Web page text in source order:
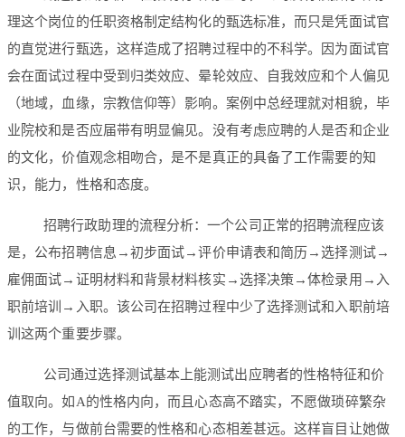
理这个岗位的任职资格制定结构化的甄选标准，而只是凭面试官
的直觉进行甄选，这样造成了招聘过程中的不科学。因为面试官
会在面试过程中受到归类效应、晕轮效应、自我效应和个人偏见
（地域，血缘，宗教信仰等）影响。案例中总经理就对相貌，毕
业院校和是否应届带有明显偏见。没有考虑应聘的人是否和企业
的文化，价值观念相吻合，是不是真正的具备了工作需要的知
识，能力，性格和态度。
招聘行政助理的流程分析：一个公司正常的招聘流程应该
是，公布招聘信息→初步面试→评价申请表和简历→选择测试→
雇佣面试→证明材料和背景材料核实→选择决策→体检录用→入
职前培训→入职。该公司在招聘过程中少了选择测试和入职前培
训这两个重要步骤。
公司通过选择测试基本上能测试出应聘者的性格特征和价
值取向。如A的性格内向，而且心态高不踏实，不愿做琐碎繁杂
的工作，与做前台需要的性格和心态相差甚远。这样盲目让她做